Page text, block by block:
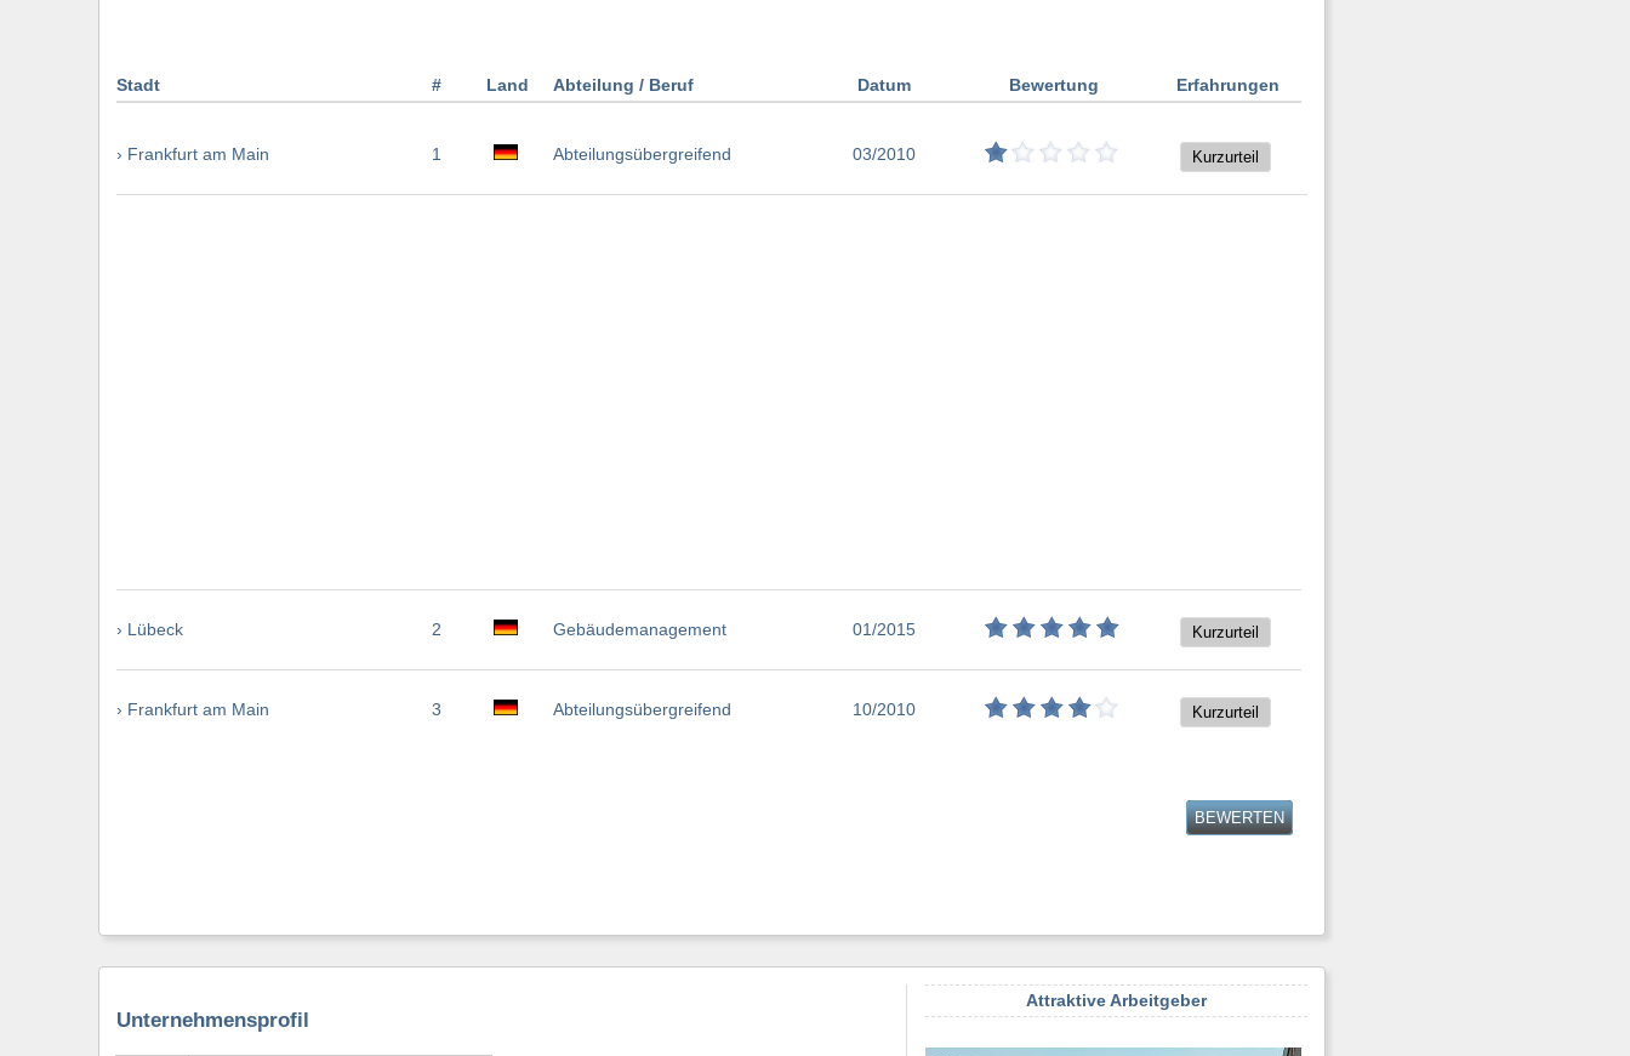
Stadt # Land Abteilung / Beruf Datum Bewertung Erfahrungen
› Frankfurt am Main 1 Abteilungsübergreifend 03/2010 Kurzurteil
› Lübeck 2 Gebäudemanagement 01/2015 Kurzurteil
› Frankfurt am Main 3 Abteilungsübergreifend 10/2010 Kurzurteil
BEWERTEN
Unternehmensprofil
Attraktive Arbeitgeber